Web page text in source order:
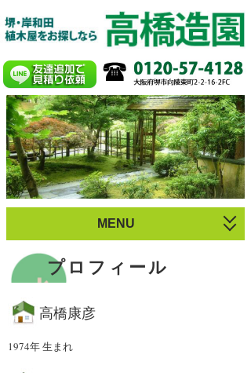
MENU
お庭づくり
植木のお手入れ
庭園・剪定施工例
プロフィール
プロフィール
高橋康彦
1974年 生まれ